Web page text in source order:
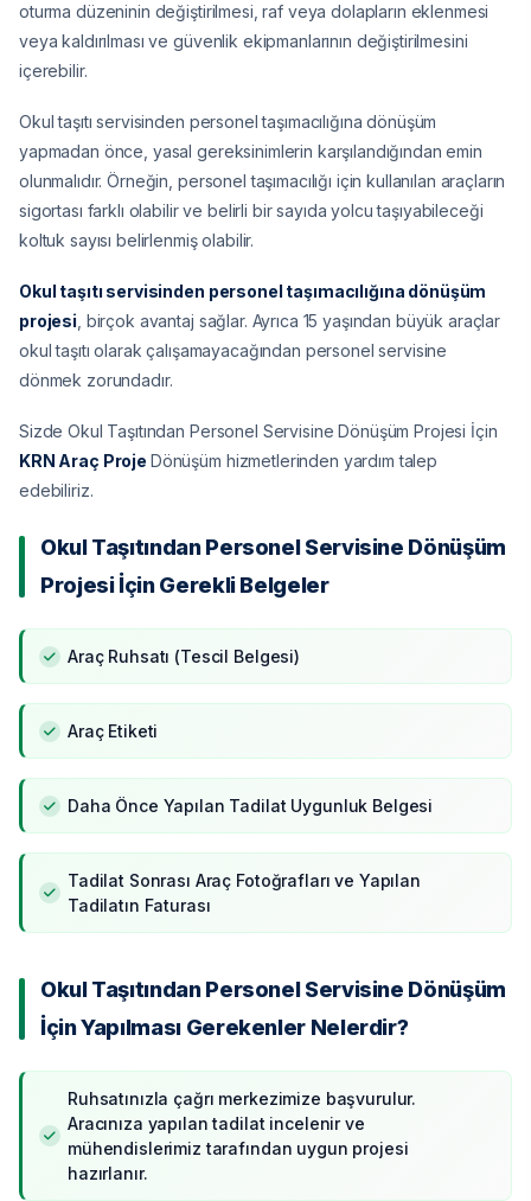
oturma düzeninin değiştirilmesi, raf veya dolapların eklenmesi
veya kaldırılması ve güvenlik ekipmanlarının değiştirilmesini
içerebilir.
Okul taşıtı servisinden personel taşımacılığına dönüşüm
yapmadan önce, yasal gereksinimlerin karşılandığından emin
olunmalıdır. Örneğin, personel taşımacılığı için kullanılan araçların
sigortası farklı olabilir ve belirli bir sayıda yolcu taşıyabileceği
koltuk sayısı belirlenmiş olabilir.
Okul taşıtı servisinden personel taşımacılığına dönüşüm
projesi , birçok avantaj sağlar. Ayrıca 15 yaşından büyük araçlar
okul taşıtı olarak çalışamayacağından personel servisine
dönmek zorundadır.
Sizde Okul Taşıtından Personel Servisine Dönüşüm Projesi İçin
KRN Araç Proje Dönüşüm hizmetlerinden yardım talep
edebiliriz.
Okul Taşıtından Personel Servisine Dönüşüm
Projesi İçin Gerekli Belgeler
Araç Ruhsatı (Tescil Belgesi)
Araç Etiketi
Daha Önce Yapılan Tadilat Uygunluk Belgesi
Tadilat Sonrası Araç Fotoğrafları ve Yapılan
Tadilatın Faturası
Okul Taşıtından Personel Servisine Dönüşüm
İçin Yapılması Gerekenler Nelerdir?
Ruhsatınızla çağrı merkezimize başvurulur.
Aracınıza yapılan tadilat incelenir ve
mühendislerimiz tarafından uygun projesi
hazırlanır.